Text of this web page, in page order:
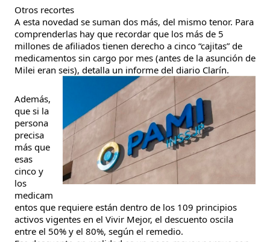
Otros recortes
A esta novedad se suman dos más, del mismo tenor. Para
comprenderlas hay que recordar que los más de 5
millones de afiliados tienen derecho a cinco “cajitas” de
medicamentos sin cargo por mes (antes de la asunción de
Milei eran seis), detalla un informe del diario Clarín.
Además,
que si la
persona
precisa
más que
esas
cinco y
los
medicam
entos que requiere están dentro de los 109 principios
activos vigentes en el Vivir Mejor, el descuento oscila
entre el 50% y el 80%, según el remedio.